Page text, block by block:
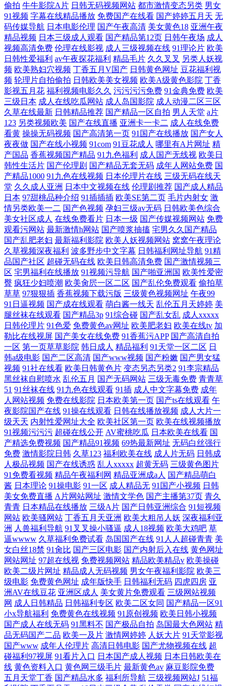
偷拍 牛牛影院A片 日韩无码视频网站 都市激情变态另类 男女
91视频 字幕在线精品播放 免费国产在线看 国产婷婷五月天 无
码传媒导航 日本电影伦理 国产午夜高清 美女黄色18 亚洲午夜
精品视频 日本三级成人观看 国产精品第12页 日韩午夜场 成人
视频高清免费 伦理在线影视 成人三级视频在线 91理论片 欧美
日韩性爱福利 av午夜探花福利 精品毛片 久久叉叉 另类人妖视
频 欧美熟妇穴视频 丁香五月V国产 日韩黄色网址 豆花福利视
频 轮理片自拍偷拍 日韩欧美美女视频 欧美A级黄色影院 丁香
影视五月花 福利视频电影久久 污污污污免费 91金典免费 欧美
三级日本 成人在线吃瓜网站 成人岛国影院 成人动漫二区三区
久草在线最新 日韩精品推荐 国产精品一区自拍 男人天堂 a片
123 另类视频欧美 国产在线直播 亚洲卡一卡二 成人在线免费
看黄 操操无码视频 国产高清第一页 91国产在线播放 国产女人
夜夜做 国产在线小视频 91com 91豆花成人 哪里有A片网址 精
产国品 香蕉视频国产精品 91九色福利 成人国产无线视 欧美日
韩性生活片 国产伦理剧 国产精品无套无码 成年人网站免费 国
产精品1000 91九色在线视频 日本伦理片在线 三级无码在线天
堂 久久成人亚洲 日本中文视频在线 伦理剧推荐 国产成人精品
日本 97甜桃品种介绍 91插插插 欧美SE第二页 毛片内射女 激
情另类欧美一二 国产色视频 孕妇三级av无码 日韩欧美色综合
美女社区成人 在线免费看片 日本一级 国产传媒视频网站 免费
观看污网站 最新激情h网站 国产喷浆抽搐 宅男久久国产精品
国产乱肥老妇 最新福利影院 欧美人妖视频网站 窝窝午夜理论
久草视频深夜福利 波多野步中文字幕 日韩福利网址导航 91精
品国产社区 超碰无码在线 欧美日韩高清免费 国产激情视频三
区 宅男福利在线播放 91视频污导航 国产啪亚洲国 欧美性爱密
臀 疯狂少妇喷潮 欧美肏屄一区二区 国产乱伦免费观看 偷拍草
草草 97狠狠插 香蕉视频下载污版 三级黄色视频网址 午夜99
91日逼视频 国产成在线观看 萌白酱一线天 乱伦五月天婷婷 美
腿丝袜在线观看 国产精品3p 91综合碰 国产乱女乱 成人xxxxx
日韩伦理片 91色爱 免费黄色av网址 欧美肥老妇 欧美在线tv 加
勒比在线视屏 国产美女在线免费 91香蕉污APP 国产高清自拍
一区 第一页草草影院 韩日成人 精品福利 91天堂一区二区 日
韩a级电影 国产二区高清 国产www视频 国产粉嫩 国产男女猛
视频 91社在线看 欧美日韩黄色片 变态另态另类2 91李宗精品
黑丝袜自慰喷水 乱伦五月 国产无码网站 三级无毒免费 青青草
51 91丝袜在线 91九色在线观看 91插 成人中文字幕免费 成年
人网站视频 免费在线影院 日本欧美第一页 国产ts在线观看 午
夜影院国产在线 91操在线观看 日韩在线播放视频 成人大片一
级天天 内射性爱网址大全 欧美社区第一页 欧美在线视频播放
91视频污污污 超碰在线公开 AV蜜桃吃瓜 日本欧美在线看 国
产精选免费视频 国产精品91视频 69热最新网址 无码白丝强行
免费 激情影院日韩 久草123 福利欧美在线 成人片无码 日韩成
人极品视频 国产在线诱惑 乱人xxxxx 超黄无码 三级黄色图片
91免费看视频 精品午夜福利网 精品亚洲成a人 国产精品萌白
酱 日本理论 91操电影 91一区 成人精品无 91国产小视频 日韩
美女免费直播 A片网站网址 激情文学色 国产主播第37页 青久
青青 日本精品在线播放 三级A片 国产日韩亚洲综合 91短视频
网站 欧美骚网站 丁香五月天亚洲 欧美大粗吊人妖 深夜福利亚
洲 人兽福利导航 91叉叉操小骚逼 成人18视频 欧美大鸡吧 草
逼wwww 久草福利免费试看 岛国国产在线 91人人超碰青青 美
女白丝18禁 91肏比 国产三区电影 国产内射后入在线 黄色网址
网站网址 97超在线视 免费视频网站 精品欧美精品v 欧美操碰
欧美二级片网址 精品成人无码视频 男女午夜福利影院 欧美三
级电影 免费黄色网址 成年版快手 日韩福利无码 四虎四房 亚
洲AV在线豆花 亚洲区成人 美女黄片免费观看 三级网站视频
网 成人日韩精品 日韩福利专区 欧美二区女同 国产精品一区91
小x导航福利 免费黄色在线视频 91原创视频 欧美日韩小视频
国产成人在线无码 91黑料不 国产极品自拍 岛国最大色网站 精
品无码国产二品 欧美一及片 激情网婷婷 人妖大片 91天堂影视
国产www 成年人伦理片 高清日韩电影 国产尤物视频在线 超
碰福利97视屏 91看片入口 日本国产成人视频 日本日韩欧美在
线 黄色资料入口 黄色网三级毛片 最新黄色av 麻豆影院免费
五月天堂丁香 国产精品水多 福利所导航 三级视频网站J 51福